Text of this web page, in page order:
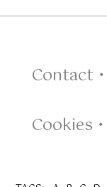
Contact •
Cookies •